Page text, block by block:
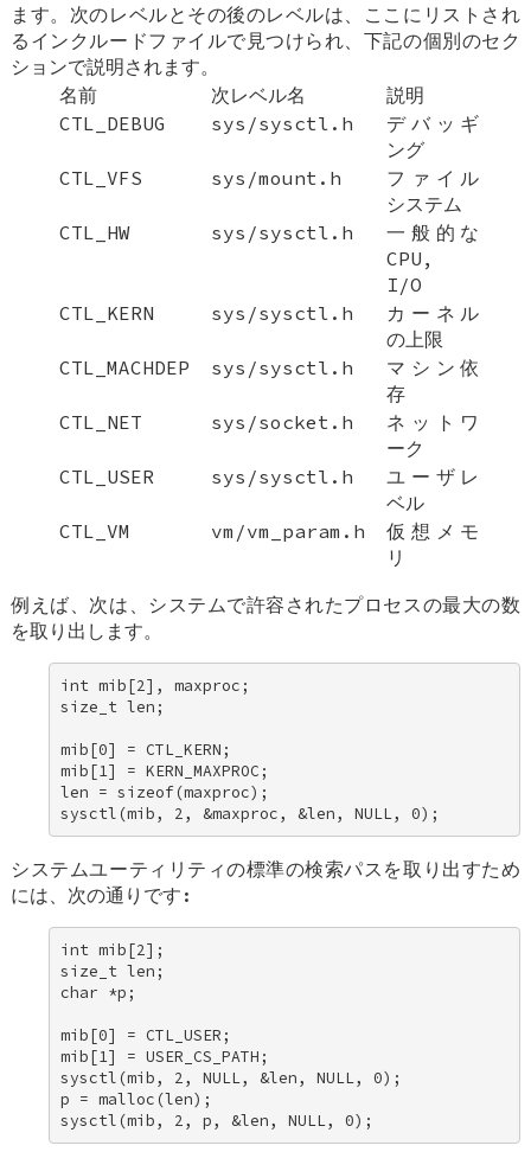
ます。次のレベルとその後のレベルは、ここにリストされ
るインクルードファイルで見つけられ、下記の個別のセク
ションで説明されます。
名前
次レベル名
説明
CTL_DEBUG
sys/sysctl.h
デバッギ
ング
CTL_VFS
sys/mount.h
ファイル
システム
CTL_HW
sys/sysctl.h
一般的な
CPU,
I/O
CTL_KERN
sys/sysctl.h
カーネル
の上限
CTL_MACHDEP
sys/sysctl.h
マシン依
存
CTL_NET
sys/socket.h
ネットワ
ーク
CTL_USER
sys/sysctl.h
ユーザレ
ベル
CTL_VM
vm/vm_param.h
仮想メモ
リ
例えば、次は、システムで許容されたプロセスの最大の数
を取り出します。
int mib[2], maxproc;
size_t len;
mib[0] = CTL_KERN;
mib[1] = KERN_MAXPROC;
len = sizeof(maxproc);
sysctl(mib, 2, &maxproc, &len, NULL, 0);
システムユーティリティの標準の検索パスを取り出すため
には、次の通りです:
int mib[2];
size_t len;
char *p;
mib[0] = CTL_USER;
mib[1] = USER_CS_PATH;
sysctl(mib, 2, NULL, &len, NULL, 0);
p = malloc(len);
sysctl(mib, 2, p, &len, NULL, 0);